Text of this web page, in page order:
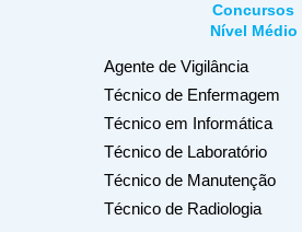
Concursos
Nível Médio
Agente de Vigilância
Técnico de Enfermagem
Técnico em Informática
Técnico de Laboratório
Técnico de Manutenção
Técnico de Radiologia